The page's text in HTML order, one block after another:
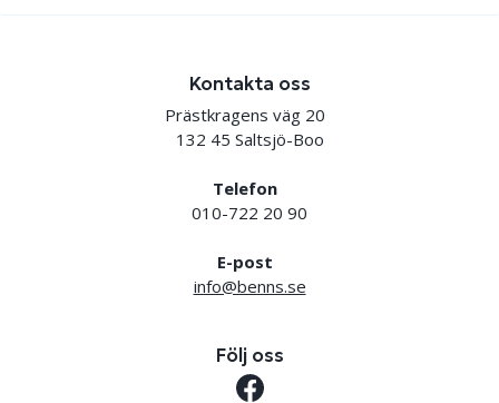
Kontakta oss
Prästkragens väg 20
132 45 Saltsjö-Boo
Telefon
010-722 20 90
E-post
info@benns.se
Följ oss